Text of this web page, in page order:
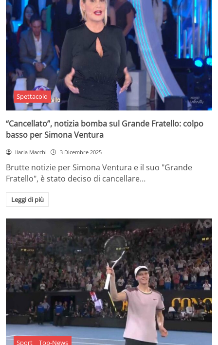
Spettacolo
“Cancellato”, notizia bomba sul Grande Fratello: colpo
basso per Simona Ventura
Ilaria Macchi 3 Dicembre 2025
Brutte notizie per Simona Ventura e il suo "Grande
Fratello", è stato deciso di cancellare…
Leggi di più
Sport Top-News